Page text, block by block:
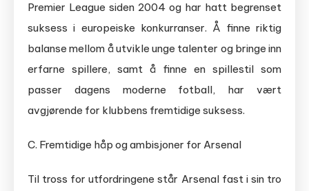
Premier League siden 2004 og har hatt begrenset
suksess i europeiske konkurranser. Å finne riktig
balanse mellom å utvikle unge talenter og bringe inn
erfarne spillere, samt å finne en spillestil som
passer dagens moderne fotball, har vært
avgjørende for klubbens fremtidige suksess.
C. Fremtidige håp og ambisjoner for Arsenal
Til tross for utfordringene står Arsenal fast i sin tro